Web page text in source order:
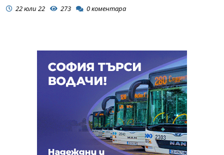
22 юли 22 273 0коментара